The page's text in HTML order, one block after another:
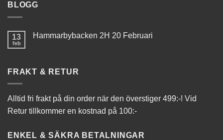
BLOGG
13
feb
Hammarbybacken 2H 20 Februari
FRAKT & RETUR
Alltid fri frakt på din order när den överstiger 499:-! Vid
Retur tillkommer en kostnad på 100:-
ENKEL & SÄKRA BETALNINGAR